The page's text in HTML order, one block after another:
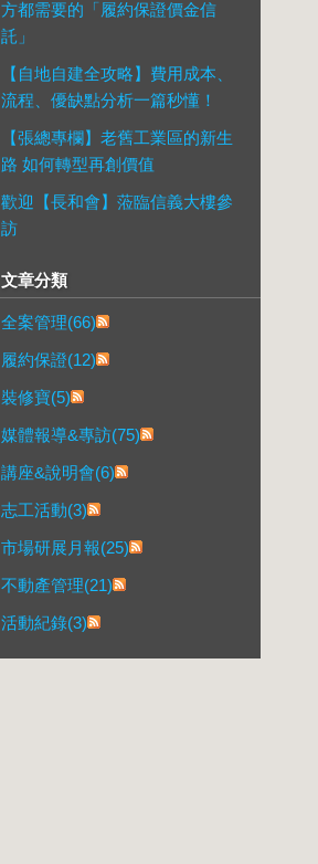
方都需要的「履約保證價金信
託」
【自地自建全攻略】費用成本、
流程、優缺點分析一篇秒懂！
【張總專欄】老舊工業區的新生
路 如何轉型再創價值
歡迎【長和會】蒞臨信義大樓參
訪
文章分類
全案管理(66)
履約保證(12)
裝修寶(5)
媒體報導&專訪(75)
講座&說明會(6)
志工活動(3)
市場研展月報(25)
不動產管理(21)
活動紀錄(3)